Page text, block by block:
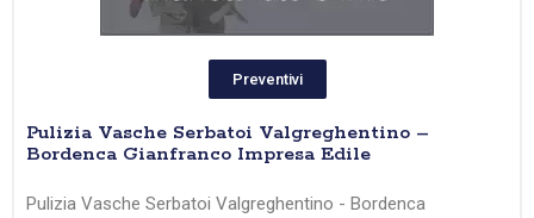
Preventivi
Pulizia Vasche Serbatoi Valgreghentino –
Bordenca Gianfranco Impresa Edile
Pulizia Vasche Serbatoi Valgreghentino - Bordenca